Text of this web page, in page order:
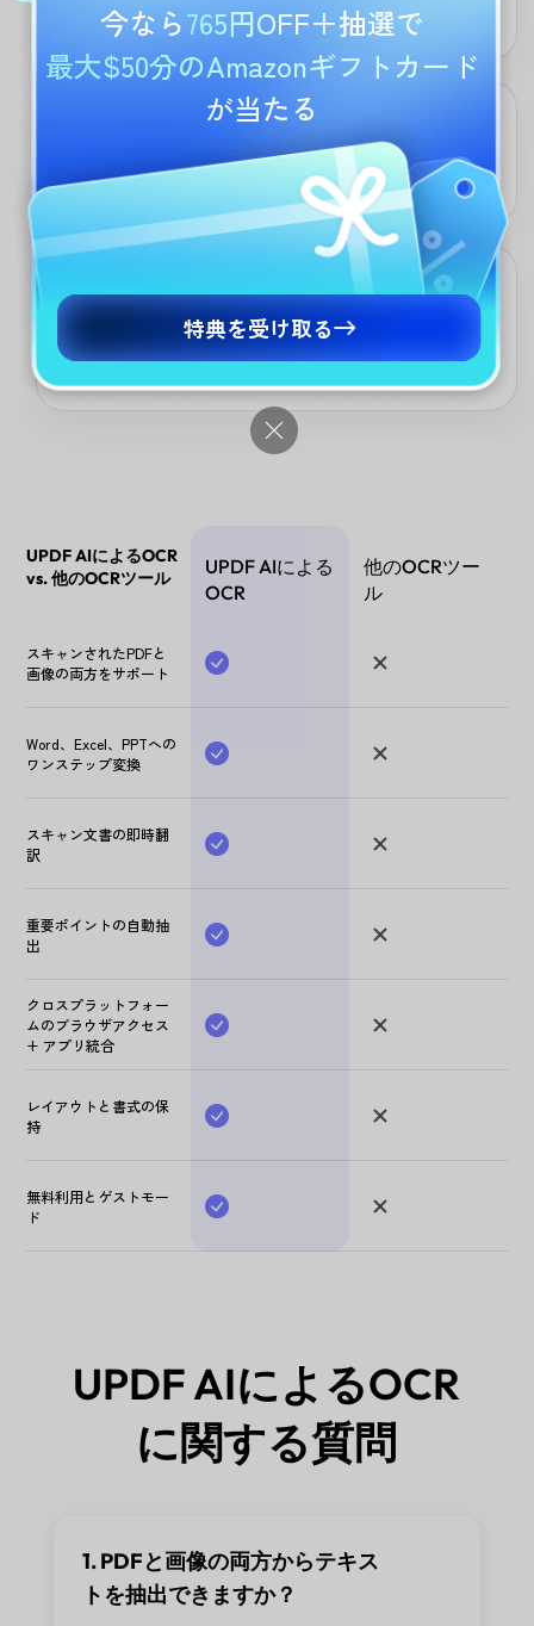
適です。
編集可能ファイルへのワンステップ変換
スキャンされたPDFをWord、Excel、またはPowerPointに即座に変
換します。UPDF AIはOCRと変換をワンクリックで実行します。
グローバルチームのための即時翻訳
スキャンされた文書をアップロードしてすぐに翻訳できます。追
加のOCRやサードパーティツールは不要で、国境を越えた連携に
UPDF AIによるOCR
vs. 他のOCRツール
UPDF AIによる
OCR
他のOCRツー
ル
スキャンされたPDFと
画像の両方をサポート
Word、Excel、PPTへの
ワンステップ変換
スキャン文書の即時翻
訳
重要ポイントの自動抽
出
クロスプラットフォー
ムのブラウザアクセス
+ アプリ統合
レイアウトと書式の保
持
無料利用とゲストモー
ド
UPDF AIによるOCR
に関する質問
1. PDFと画像の両方からテキス
トを抽出できますか？
今なら765円OFF＋抽選で
最大$50分のAmazonギフトカード
が当たる
特典を受け取る